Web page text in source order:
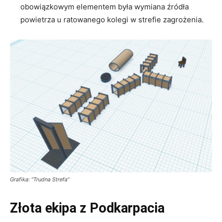
powietrza u ratowanego kolegi w strefie zagrożenia
Grafika: “Trudna Strefa”
Ostateczna klasyfikacja mistrzostw pokazała, że to